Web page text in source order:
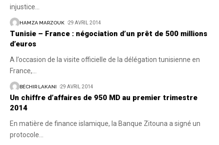
injustice
HAMZA MARZOUK 29 AVRIL 2014
Tunisie – France : négociation d’un prêt de 500 millions
d’euros
A l’occasion de la visite officielle de la délégation tunisienne en
France,
BÉCHIR LAKANI 29 AVRIL 2014
Un chiffre d’affaires de 950 MD au premier trimestre
2014
En matière de finance islamique, la Banque Zitouna a signé un
protocole